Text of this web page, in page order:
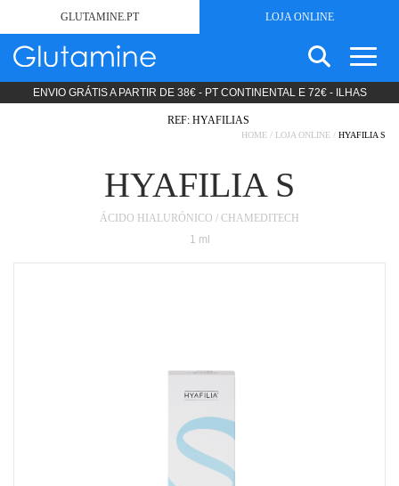
GLUTAMINE.PT LOJA ONLINE
SEM GLÚTENSEARCH
ENVIO GRÁTIS A PARTIR DE 38€ - PT CONTINENTAL E 72€ - ILHAS
REF: HYAFILIAS
HOME / LOJA ONLINE / HYAFILIA S
HYAFILIA S
ÁCIDO HIALURÓNICO / CHAMEDITECH
1 ml